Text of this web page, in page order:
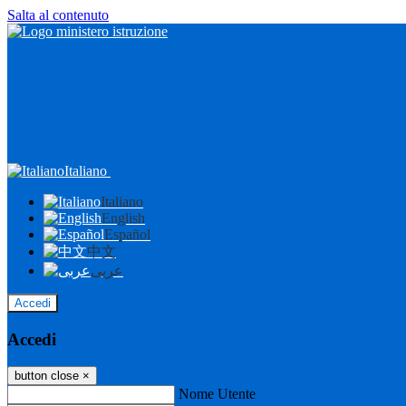
Salta al contenuto
Italiano
Italiano
English
Español
中文
عربى
Accedi
Accedi
button close ×
Nome Utente